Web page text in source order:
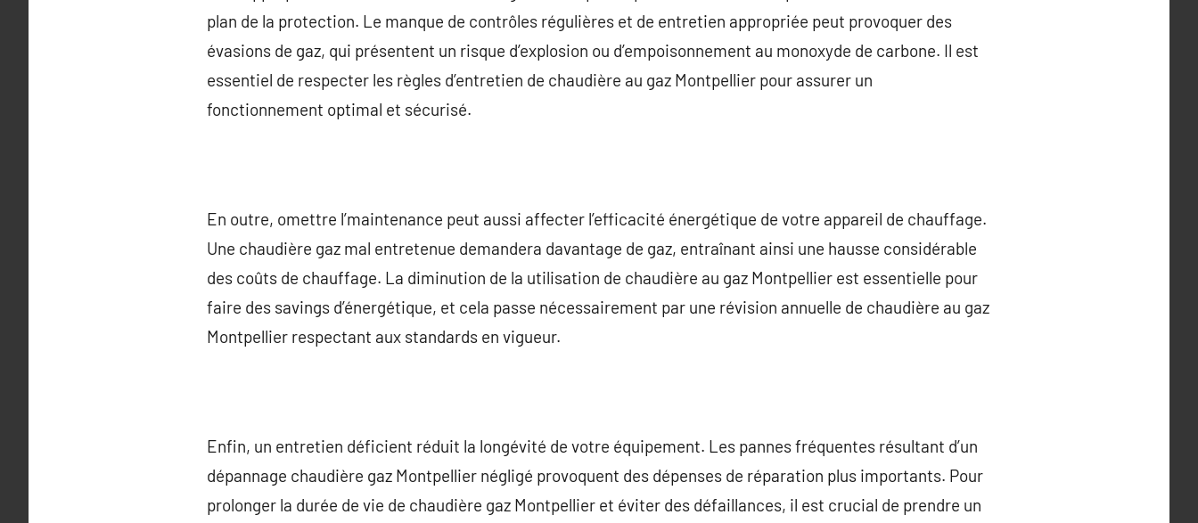
plan de la protection. Le manque de contrôles régulières et de entretien appropriée peut provoquer des
évasions de gaz, qui présentent un risque d’explosion ou d’empoisonnement au monoxyde de carbone. Il est
essentiel de respecter les règles d’entretien de chaudière au gaz Montpellier pour assurer un
fonctionnement optimal et sécurisé.
En outre, omettre l’maintenance peut aussi affecter l’efficacité énergétique de votre appareil de chauffage.
Une chaudière gaz mal entretenue demandera davantage de gaz, entraînant ainsi une hausse considérable
des coûts de chauffage. La diminution de la utilisation de chaudière au gaz Montpellier est essentielle pour
faire des savings d’énergétique, et cela passe nécessairement par une révision annuelle de chaudière au gaz
Montpellier respectant aux standards en vigueur.
Enfin, un entretien déficient réduit la longévité de votre équipement. Les pannes fréquentes résultant d’un
dépannage chaudière gaz Montpellier négligé provoquent des dépenses de réparation plus importants. Pour
prolonger la durée de vie de chaudière gaz Montpellier et éviter des défaillances, il est crucial de prendre un